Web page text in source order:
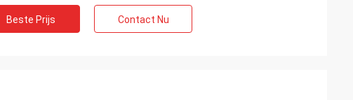
Beste Prijs Contact Nu